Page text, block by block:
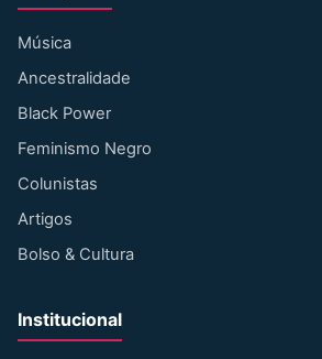
Música
Ancestralidade
Black Power
Feminismo Negro
Colunistas
Artigos
Bolso & Cultura
Institucional